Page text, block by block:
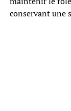
conservant une